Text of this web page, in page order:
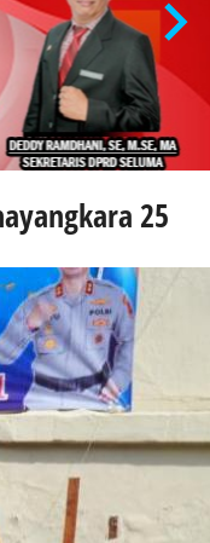
25